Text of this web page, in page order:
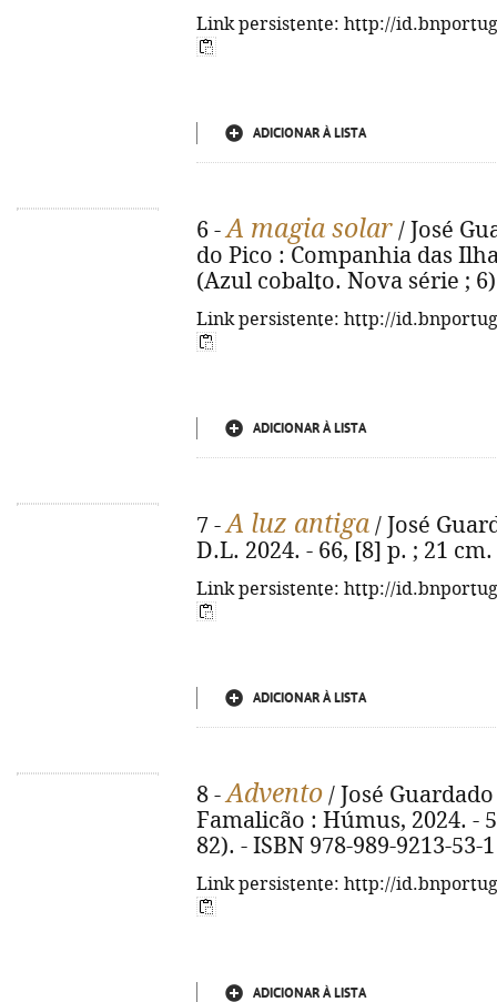
Link persistente: http://
ADICIONAR À LISTA
6 -A magia solar / José
do Pico : Companhia das
(Azul cobalto. Nova série ;
Link persistente: http://
ADICIONAR À LISTA
7 -A luz antiga / José
D.L. 2024. - 66, [8] p. ; 21
Link persistente: http://
ADICIONAR À LISTA
8 -Advento / José
Famalicão : Húmus, 2024. -
82). - ISBN 978-989-9213-53-1
Link persistente: http://
ADICIONAR À LISTA